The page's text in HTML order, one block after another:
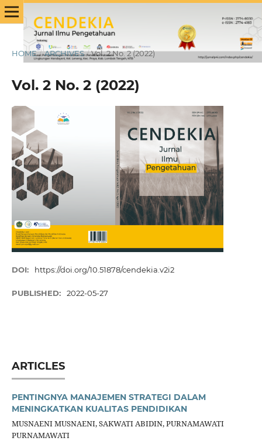
HOME / ARCHIVES / Vol. 2 No. 2 (2022)
Vol. 2 No. 2 (2022)
DOI: https://doi.org/10.51878/cendekia.v2i2
PUBLISHED: 2022-05-27
ARTICLES
PENTINGNYA MANAJEMEN STRATEGI DALAM
MENINGKATKAN KUALITAS PENDIDIKAN
MUSNAENI MUSNAENI, SAKWATI ABIDIN, PURNAMAWATI
PURNAMAWATI